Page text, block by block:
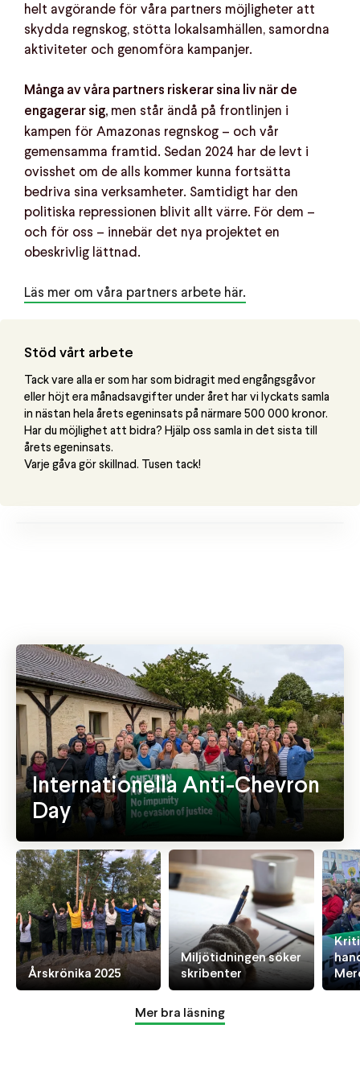
helt avgörande för våra partners möjligheter att
skydda regnskog, stötta lokalsamhällen, samordna
aktiviteter och genomföra kampanjer.
Många av våra partners riskerar sina liv när de
engagerar sig, men står ändå på frontlinjen i
kampen för Amazonas regnskog – och vår
gemensamma framtid. Sedan 2024 har de levt i
ovisshet om de alls kommer kunna fortsätta
bedriva sina verksamheter. Samtidigt har den
politiska repressionen blivit allt värre. För dem –
och för oss – innebär det nya projektet en
obeskrivlig lättnad.
Läs mer om våra partners arbete här.
Stöd vårt arbete
Tack vare alla er som har som bidragit med engångsgåvor
eller höjt era månadsavgifter under året har vi lyckats samla
in nästan hela årets egeninsats på närmare 500 000 kronor.
Har du möjlighet att bidra? Hjälp oss samla in det sista till
årets egeninsats.
Varje gåva gör skillnad. Tusen tack!
Internationella Anti-Chevron
Day
Årskrönika 2025
Miljötidningen söker
skribenter
Mer bra läsning